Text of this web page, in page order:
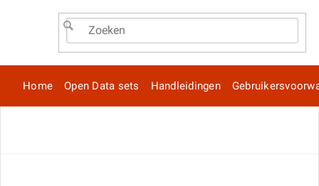
Home Open Data sets Handleidingen